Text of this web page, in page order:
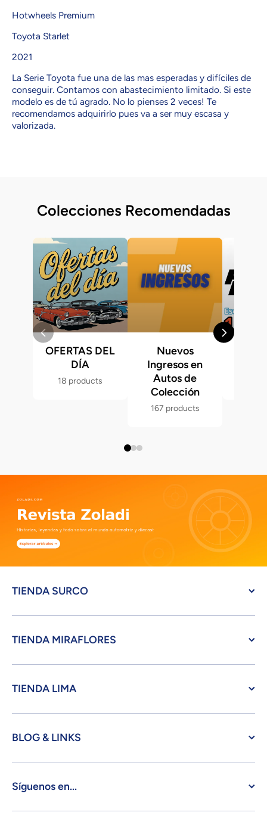
Hotwheels Premium
Toyota Starlet
2021
La Serie Toyota fue una de las mas esperadas y difíciles de
conseguir. Contamos con abastecimiento limitado. Si este
modelo es de tú agrado. No lo pienses 2 veces! Te
recomendamos adquirirlo pues va a ser muy escasa y
valorizada.
Colecciones Recomendadas
OFERTAS DEL
DÍA
18 products
Nuevos
Ingresos en
Autos de
Colección
167 products
TIENDA SURCO
TIENDA MIRAFLORES
TIENDA LIMA
BLOG & LINKS
Síguenos en...